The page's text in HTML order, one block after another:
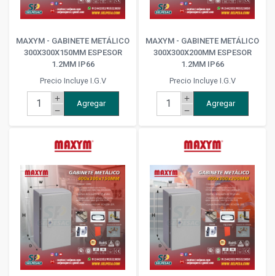
MAXYM - GABINETE METÁLICO
300X300X150MM ESPESOR
1.2MM IP66
Precio Incluye I.G.V
add
remove
Agregar
MAXYM - GABINETE METÁLICO
300X300X200MM ESPESOR
1.2MM IP66
Precio Incluye I.G.V
add
remove
Agregar